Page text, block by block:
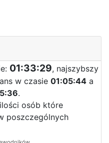
01:33:29, najszybszy
w czasie 01:05:44 a
.
osób które
poszczególnych